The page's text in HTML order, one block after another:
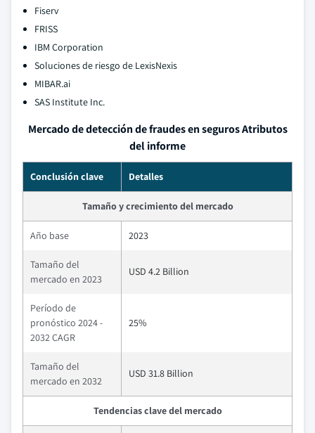
Fiserv
FRISS
IBM Corporation
Soluciones de riesgo de LexisNexis
MIBAR.ai
SAS Institute Inc.
Mercado de detección de fraudes en seguros Atributos
del informe
Conclusión clave Detalles
Tamaño y crecimiento del mercado
Año base 2023
Tamaño del
mercado en 2023
USD 4.2 Billion
Período de
pronóstico 2024 -
2032 CAGR
25%
Tamaño del
mercado en 2032
USD 31.8 Billion
Tendencias clave del mercado